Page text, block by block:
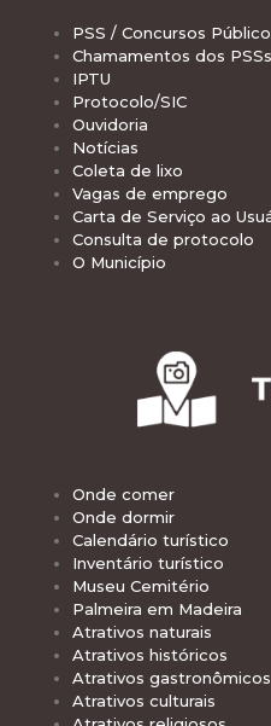
PSS / Concursos
Chamamentos dos
IPTU
Protocolo/SIC
Ouvidoria
Notícias
Coleta de lixo
Vagas de emprego
Carta de Serviço ao
Consulta de protocolo
O Município
Onde comer
Onde dormir
Calendário turístico
Inventário turístico
Museu Cemitério
Palmeira em Madeira
Atrativos naturais
Atrativos históricos
Atrativos gastronômicos
Atrativos culturais